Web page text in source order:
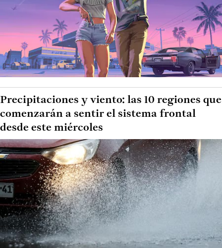
Precipitaciones y viento: las 10 regiones que
comenzarán a sentir el sistema frontal
desde este miércoles